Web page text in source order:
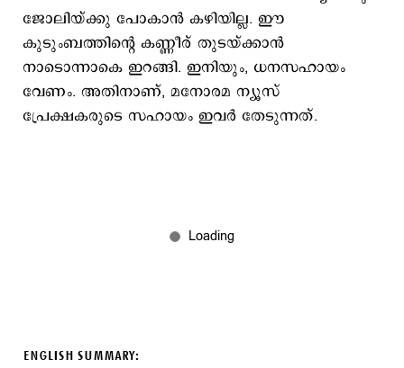
ജോലിയ്ക്കു പോകാന്‍ കഴിയില്ല. ഈ
കുടുംബത്തിന്‍റെ കണ്ണീര് തുടയ്ക്കാന്‍
നാടൊന്നാകെ ഇറങ്ങി. ഇനിയും, ധനസഹായം
വേണം. അതിനാണ്, മനോരമ ന്യൂസ്
പ്രേക്ഷകരുടെ സഹായം ഇവര്‍ തേടുന്നത്.
ENGLISH SUMMARY: